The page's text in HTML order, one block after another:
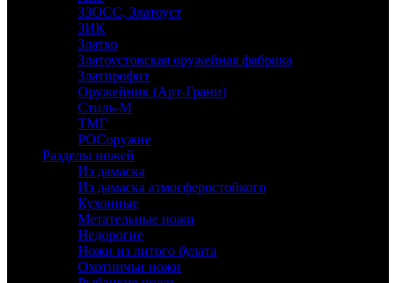
ЗЗОСС, Златоуст
ЗИК
Златко
Златоустовская оружейная фабрика
Златпрофит
Оружейник (Арт-Грани)
Стиль-М
ТМГ
РОСоружие
Разделы ножей
Из дамаска
Из дамаска атмосферостойкого
Кухонные
Метательные ножи
Недорогие
Ножи из литого булата
Охотничьи ножи